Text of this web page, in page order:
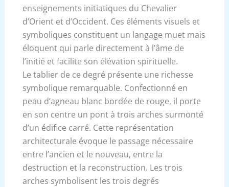
enseignements initiatiques du Chevalier
d’Orient et d’Occident. Ces éléments visuels et
symboliques constituent un langage muet mais
éloquent qui parle directement à l’âme de
l’initié et facilite son élévation spirituelle.
Le tablier de ce degré présente une richesse
symbolique remarquable. Confectionné en
peau d’agneau blanc bordée de rouge, il porte
en son centre un pont à trois arches surmonté
d’un édifice carré. Cette représentation
architecturale évoque le passage nécessaire
entre l’ancien et le nouveau, entre la
destruction et la reconstruction. Les trois
arches symbolisent les trois degrés